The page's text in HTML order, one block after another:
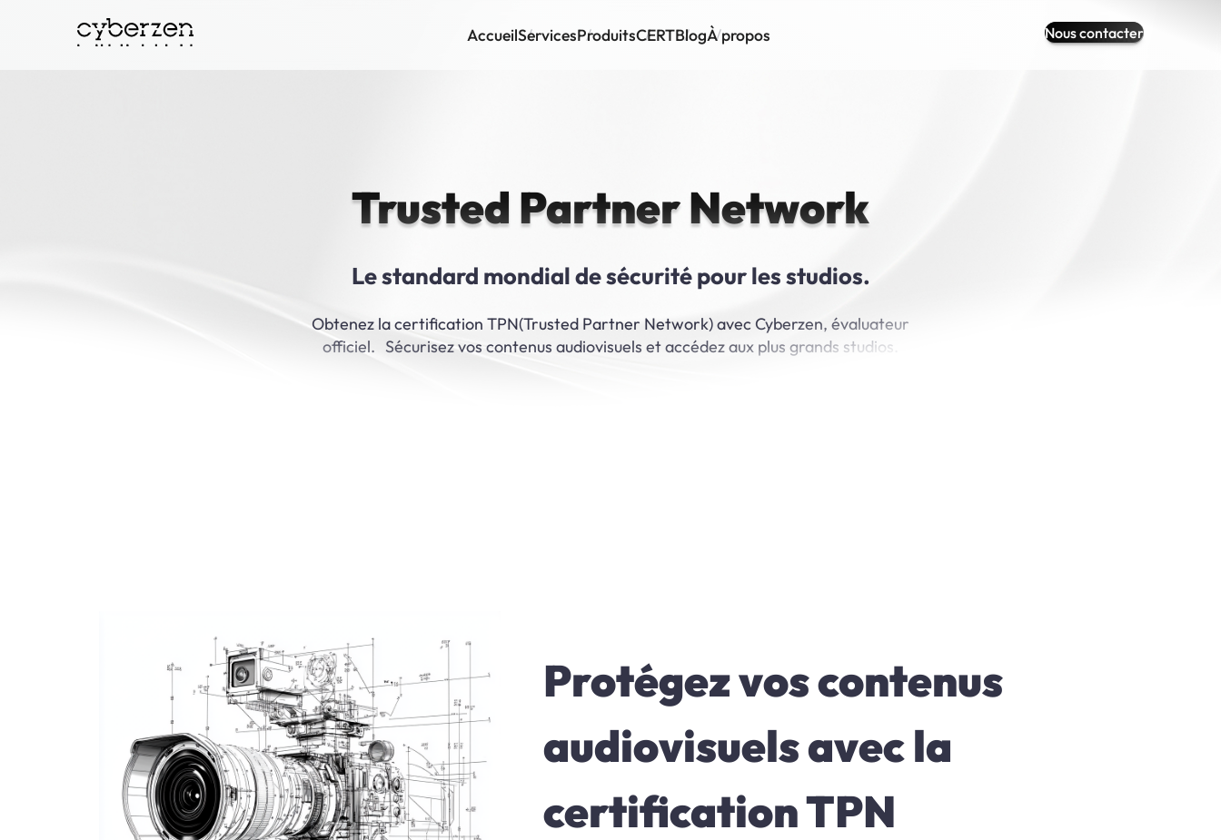
AccueilServicesProduitsCERTBlogÀ propos Nous contacter
Trusted Partner Network
Le standard mondial de sécurité pour les studios.
Obtenez la certification TPN(Trusted Partner Network) avec Cyberzen, évaluateur
officiel. Sécurisez vos contenus audiovisuels et accédez aux plus grands studios.
Protégez vos contenus
audiovisuels avec la
certification TPN